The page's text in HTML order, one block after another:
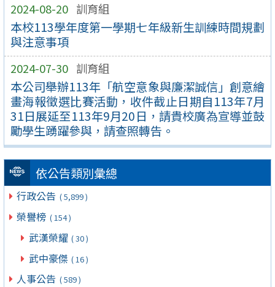
2024-08-20 訓育組
本校113學年度第一學期七年級新生訓練時間規劃
與注意事項
2024-07-30 訓育組
本公司舉辦113年「航空意象與廉潔誠信」創意繪
畫海報徵選比賽活動，收件截止日期自113年7月
31日展延至113年9月20日，請貴校廣為宣導並鼓
勵學生踴躍參與，請查照轉告。
依公告類別彙總
行政公告 ( 5,899 )
榮譽榜 ( 154 )
武漢榮耀 ( 30 )
武中豪傑 ( 16 )
人事公告 ( 589 )